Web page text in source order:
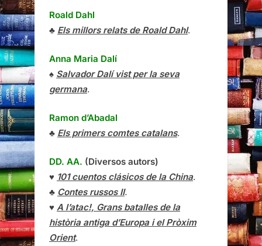
Roald Dahl
♣ Els millors relats de Roald Dahl.
Anna Maria Dalí
♠ Salvador Dalí vist per la seva
germana.
Ramon d’Abadal
♣ Els primers comtes catalans.
DD. AA. (Diversos autors)
♥ 101 cuentos clásicos de la China.
♣ Contes russos II.
♥ A l’atac!, Grans batalles de la
història antiga d’Europa i el Pròxim
Orient.